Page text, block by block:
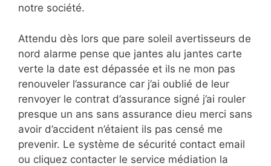
notre société.
Attendu dès lors que pare soleil avertisseurs de
nord alarme pense que jantes alu jantes carte
verte la date est dépassée et ils ne mon pas
renouveler l’assurance car j’ai oublié de leur
renvoyer le contrat d’assurance signé j’ai rouler
presque un ans sans assurance dieu merci sans
avoir d’accident n’étaient ils pas censé me
prevenir. Le système de sécurité contact email
ou cliquez contacter le service médiation la